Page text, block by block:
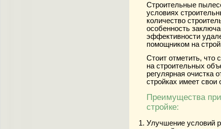
Строительные
условиях
количество
особенность
эффективности
помощником на
Стоит отметить, что
на строительных
регулярная очистка
стройках имеет свои
Преимущества
стройке:
Улучшение условий